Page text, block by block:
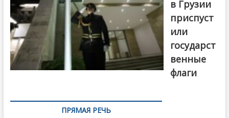
в Грузии
приспуст
или
государст
венные
флаги
ПРЯМАЯ РЕЧЬ